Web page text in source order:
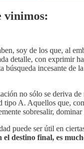
vinimos:
soy de los que, al
detalle, con exprimir
búsqueda incesante de
no sólo se deriva
tipo A. Aquellos que,
sobresalir,
puede ser útil en
el destino final, es